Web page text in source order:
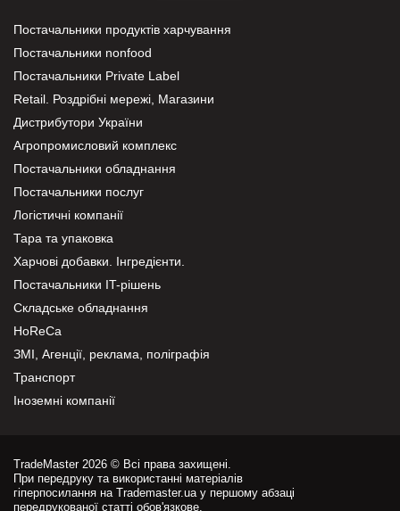
Постачальники продуктів харчування
Постачальники nonfood
Постачальники Private Label
Retail. Роздрібні мережі, Магазини
Дистрибутори України
Агропромисловий комплекс
Постачальники обладнання
Постачальники послуг
Логістичні компанії
Тара та упаковка
Харчові добавки. Інгредієнти.
Постачальники IT-рішень
Складське обладнання
HoReCa
ЗМІ, Агенції, реклама, поліграфія
Транспорт
Іноземні компанії
TradeMaster 2026 © Всі права захищені.
При передруку та використанні матеріалів
гіперпосилання на Trademaster.ua у першому абзаці
передрукованої статті обов'язкове.